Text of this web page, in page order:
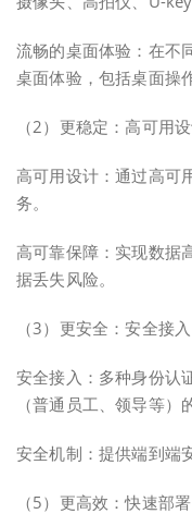
流畅的桌面体验：在不
桌面体验，包括桌面操
（2）更稳定：高可用
高可用设计：通过高可
务。
高可靠保障：实现数据
据丢失风险。
（3）更安全：安全接
安全接入：多种身份认
（普通员工、领导等）
安全机制：提供端到端
（5）更高效：快速部